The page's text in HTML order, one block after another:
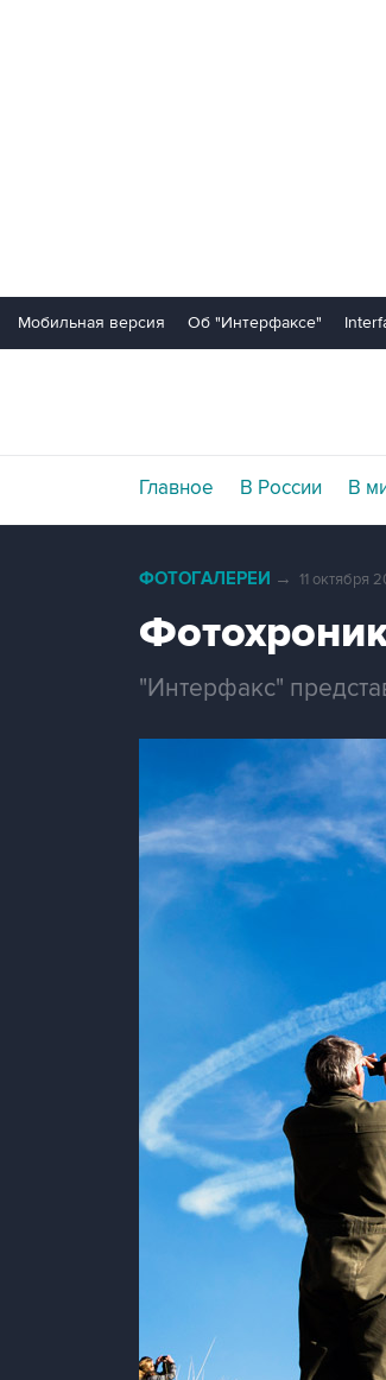
Мобильная версия Об "Интерфаксе"
Главное В России В
ФОТОГАЛЕРЕИ → 11 октября
"Интерфакс"